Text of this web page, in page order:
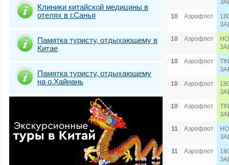
Клиники китайской медицины в
отелях в г.Санья
Памятка туристу, отдыхающему в
Китае
Памятка туристу, отдыхающему
на о.Хайнань
10
Аэрофлот
10
Аэрофлот
10
Аэрофлот
10
Аэрофлот
10
Аэрофлот
11
Аэрофлот
11
Аэрофлот